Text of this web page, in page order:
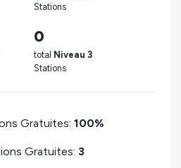
Stations
0
total Niveau 3
Stations
Gratuites: 100%
Gratuites: 3